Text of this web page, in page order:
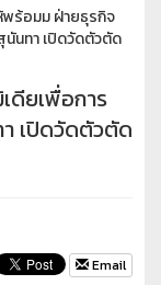
พร้อมม ฝ่ายธุรกิจ
นทา เปิดวัดตัวตัด
ดียเพื่อการ
เปิดวัดตัวตัด
Email